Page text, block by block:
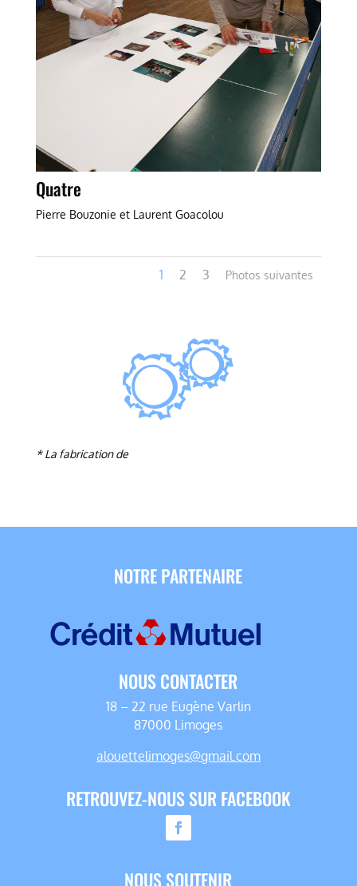
Quatre
Pierre Bouzonie et Laurent Goacolou
1 2 3
* La fabrication de
NOTRE PARTENAIRE
NOUS CONTACTER
18 – 22 rue Eugène Varlin
87000 Limoges
alouettelimoges@gmail.com
RETROUVEZ-NOUS SUR FACEBOOK
NOUS SOUTENIR